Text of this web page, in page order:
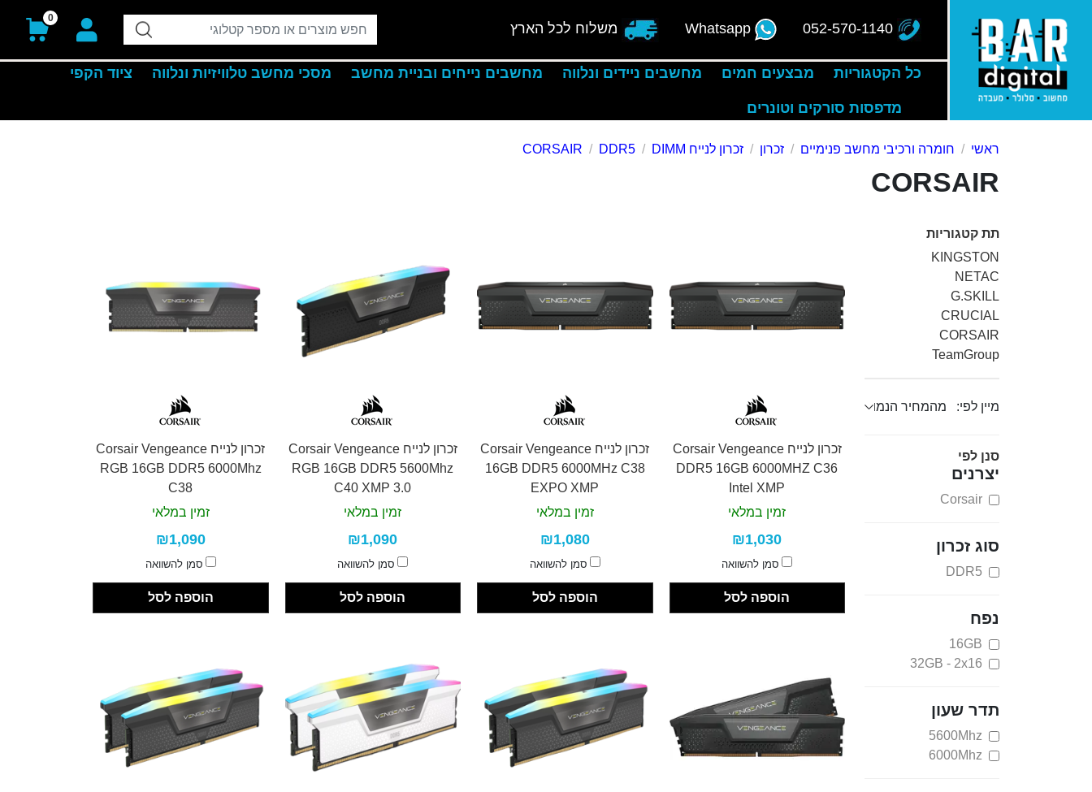
052-570-1140
Whatsapp משלוח לכל הארץ
0
כל הקטגוריות מבצעים חמים מחשבים ניידים ונלווה מחשבים נייחים ובניית מחשב מסכי מחשב טלוויזיות ונלווה ציוד הקפי
מדפסות סורקים וטונרים
ראשי חומרה ורכיבי מחשב פנימיים זכרון זכרון לנייח DIMM DDR5
CORSAIR
CORSAIR
תת קטגוריות
KINGSTON
NETAC
G.SKILL
CRUCIAL
CORSAIR
TeamGroup
מיין לפי:
סנן לפי
יצרנים
Corsair
סוג זכרון
DDR5
נפח
16GB
32GB - 2x16
תדר שעון
5600Mhz
6000Mhz
זכרון לנייח Corsair Vengeance
DDR5 16GB 6000MHZ C36
Intel XMP
זמין במלאי
₪1,030
סמן להשוואה
הוספה לסל
זכרון לנייח Corsair Vengeance
16GB DDR5 6000MHz C38
EXPO XMP
זמין במלאי
₪1,080
סמן להשוואה
הוספה לסל
זכרון לנייח Corsair Vengeance
RGB 16GB DDR5 5600Mhz
C40 XMP 3.0
זמין במלאי
₪1,090
סמן להשוואה
הוספה לסל
זכרון לנייח Corsair Vengeance
RGB 16GB DDR5 6000Mhz
C38
זמין במלאי
₪1,090
סמן להשוואה
הוספה לסל